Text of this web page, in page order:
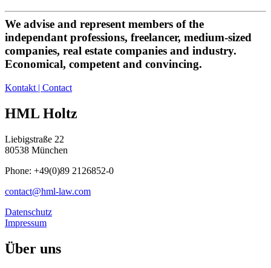
We advise and represent members of the
independant professions, freelancer, medium-sized
companies, real estate companies and industry.
Economical, competent and convincing.
Kontakt | Contact
HML Holtz
Liebigstraße 22
80538 München
Phone: +49(0)89 2126852-0
contact@hml-law.com
Datenschutz
Impressum
Über uns